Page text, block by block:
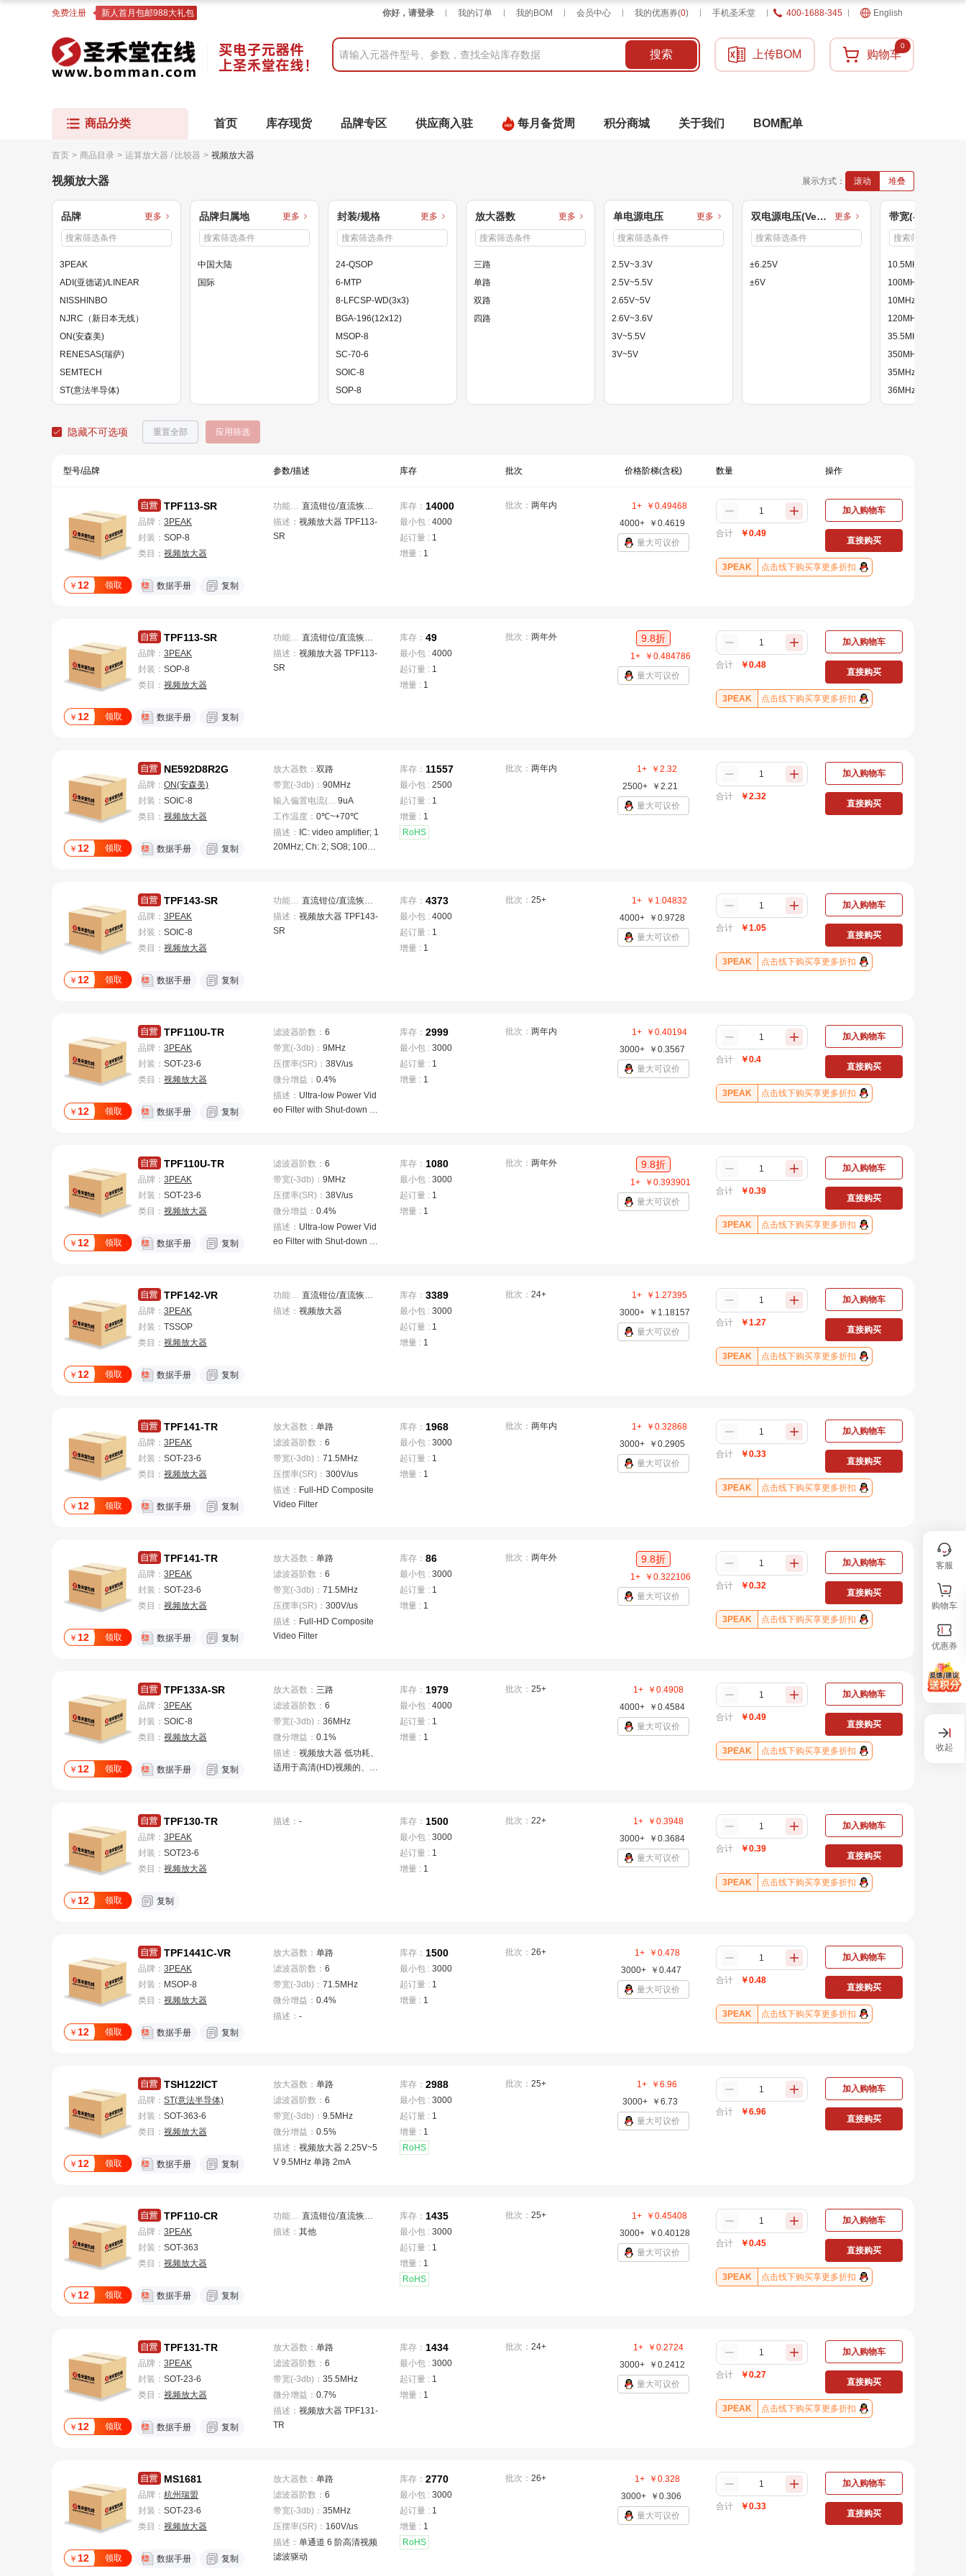
免费注册 新人首月包邮988大礼包 你好，请登录 我的订单 我的BOM 会员中心 我的优惠券(0) 手机圣禾堂 400-1688-345 English
搜索 上传BOM 购物车
0
商品分类 首页 库存现货 品牌专区 供应商入驻 每月备货周 积分商城 关于我们 BOM配单
首页 > 商品目录 > 运算放大器 / 比较器 > 视频放大器
视频放大器 展示方式： 滚动 堆叠
品牌 更多
3PEAK
ADI(亚德诺)/LINEAR
NISSHINBO
NJRC（新日本无线）
ON(安森美)
RENESAS(瑞萨)
SEMTECH
ST(意法半导体)
TI(德州仪器)
杭州瑞盟
品牌归属地 更多
中国大陆
国际
封装/规格 更多
24-QSOP
6-MTP
8-LFCSP-WD(3x3)
BGA-196(12x12)
MSOP-8
SC-70-6
SOIC-8
SOP-8
SOT-23-5
放大器数 更多
三路
单路
双路
四路
单电源电压 更多
2.5V~3.3V
2.5V~5.5V
2.65V~5V
2.6V~3.6V
3V~5.5V
3V~5V
双电源电压(Vee~Vcc) 更多
±6.25V
±6V
带宽(-3dB)
10.5MHz
100MHz
10MHz
120MHz
35.5MHz
350MHz
35MHz
36MHz
400MHz
隐藏不可选项 重置全部 应用筛选
型号/品牌 参数/描述 库存 批次 价格阶梯(含税) 数量 操作
TPF113-SR
品牌： 3PEAK
封装： SOP-8
类目： 视频放大器
￥ 12 领取 数据手册 复制
功能特性 ：
直流钳位/直流恢复；抗混叠/重建滤波器
描述： 视频放大器 TPF113-
SR
库存： 14000
最小包 :4000
起订量 : 1
增量 : 1
批次： 两年内 1+ ￥0.49468
4000+
￥0.4619
量大可议价
合计 ￥0.49
加入购物车
直接购买
3PEAK 点击线下购买享更多折扣
TPF113-SR
品牌： 3PEAK
封装： SOP-8
类目： 视频放大器
￥ 12 领取 数据手册 复制
功能特性 ：
直流钳位/直流恢复；抗混叠/重建滤波器
描述： 视频放大器 TPF113-
SR
库存：49
最小包 :4000
起订量 : 1
增量 : 1
批次： 两年外 9.8折
1+ ￥0.484786
量大可议价
合计 ￥0.48
加入购物车
直接购买
3PEAK 点击线下购买享更多折扣
NE592D8R2G
品牌： ON(安森美)
封装： SOIC-8
类目： 视频放大器
￥ 12 领取 数据手册 复制
放大器数 ： 双路
带宽(-3db) ： 90MHz
输入偏置电流(Ib) ：
9uA
工作温度： 0℃~+70℃
描述： IC: video amplifier; 1
20MHz; Ch: 2; SO8; 100V/
库存： 11557
最小包 :2500
起订量 : 1
增量 : 1
RoHS
批次： 两年内 1+ ￥ 2.32
2500+
￥ 2.21
量大可议价
合计 ￥2.32
加入购物车
直接购买
TPF143-SR
品牌： 3PEAK
封装： SOIC-8
类目： 视频放大器
￥ 12 领取 数据手册 复制
功能特性 ：
直流钳位/直流恢复；滤波器旁路；抗混叠/重建滤波器
描述： 视频放大器 TPF143-
SR
库存：4373
最小包 :4000
起订量 : 1
增量 : 1
批次： 25+ 1+ ￥ 1.04832
4000+
￥0.9728
量大可议价
合计 ￥1.05
加入购物车
直接购买
3PEAK 点击线下购买享更多折扣
TPF110U-TR
品牌： 3PEAK
封装： SOT-23-6
类目： 视频放大器
￥ 12 领取 数据手册 复制
滤波器阶数 ： 6
带宽(-3db) ： 9MHz
压摆率(SR) ： 38V/us
微分增益 ： 0.4%
描述： Ultra-low Power Vid
eo Filter with Shut-down &
库存：2999
最小包 :3000
起订量 : 1
增量 : 1
批次： 两年内 1+ ￥0.40194
3000+
￥0.3567
量大可议价
合计 ￥0.4
加入购物车
直接购买
3PEAK 点击线下购买享更多折扣
TPF110U-TR
品牌： 3PEAK
封装： SOT-23-6
类目： 视频放大器
￥ 12 领取 数据手册 复制
滤波器阶数 ： 6
带宽(-3db) ： 9MHz
压摆率(SR) ： 38V/us
微分增益 ： 0.4%
描述： Ultra-low Power Vid
eo Filter with Shut-down &
库存： 1080
最小包 :3000
起订量 : 1
增量 : 1
批次： 两年外 9.8折
1+ ￥0.393901
量大可议价
合计 ￥0.39
加入购物车
直接购买
3PEAK 点击线下购买享更多折扣
TPF142-VR
品牌： 3PEAK
封装： TSSOP
类目： 视频放大器
￥ 12 领取 数据手册 复制
功能特性 ：
直流钳位/直流恢复；滤波器旁路；抗混叠/重建滤波器
描述： 视频放大器
库存：3389
最小包 :3000
起订量 : 1
增量 : 1
批次： 24+ 1+ ￥ 1.27395
3000+
￥ 1.18157
量大可议价
合计 ￥1.27
加入购物车
直接购买
3PEAK 点击线下购买享更多折扣
TPF141-TR
品牌： 3PEAK
封装： SOT-23-6
类目： 视频放大器
￥ 12 领取 数据手册 复制
放大器数 ： 单路
滤波器阶数 ： 6
带宽(-3db) ： 71.5MHz
压摆率(SR) ： 300V/us
描述： Full-HD Composite
Video Filter
库存： 1968
最小包 :3000
起订量 : 1
增量 : 1
批次： 两年内 1+ ￥0.32868
3000+
￥0.2905
量大可议价
合计 ￥0.33
加入购物车
直接购买
3PEAK 点击线下购买享更多折扣
TPF141-TR
品牌： 3PEAK
封装： SOT-23-6
类目： 视频放大器
￥ 12 领取 数据手册 复制
放大器数 ： 单路
滤波器阶数 ： 6
带宽(-3db) ： 71.5MHz
压摆率(SR) ： 300V/us
描述： Full-HD Composite
Video Filter
库存：86
最小包 :3000
起订量 : 1
增量 : 1
批次： 两年外 9.8折
1+ ￥0.322106
量大可议价
合计 ￥0.32
加入购物车
直接购买
3PEAK 点击线下购买享更多折扣
TPF133A-SR
品牌： 3PEAK
封装： SOIC-8
类目： 视频放大器
￥ 12 领取 数据手册 复制
放大器数 ： 三路
滤波器阶数 ： 6
带宽(-3db) ： 36MHz
微分增益 ： 0.1%
描述： 视频放大器 低功耗、
适用于高清(HD)视频的、三
库存： 1979
最小包 :4000
起订量 : 1
增量 : 1
批次： 25+ 1+ ￥0.4908
4000+
￥0.4584
量大可议价
合计 ￥0.49
加入购物车
直接购买
3PEAK 点击线下购买享更多折扣
TPF130-TR
品牌： 3PEAK
封装： SOT23-6
类目： 视频放大器
￥ 12 领取 复制
描述： - 库存： 1500
最小包 :3000
起订量 : 1
增量 : 1
批次： 22+ 1+ ￥0.3948
3000+
￥0.3684
量大可议价
合计 ￥0.39
加入购物车
直接购买
3PEAK 点击线下购买享更多折扣
TPF1441C-VR
品牌： 3PEAK
封装： MSOP-8
类目： 视频放大器
￥ 12 领取 数据手册 复制
放大器数 ： 单路
滤波器阶数 ： 6
带宽(-3db) ： 71.5MHz
微分增益 ： 0.4%
描述： -
库存： 1500
最小包 :3000
起订量 : 1
增量 : 1
批次： 26+ 1+ ￥0.478
3000+
￥ 0.447
量大可议价
合计 ￥0.48
加入购物车
直接购买
3PEAK 点击线下购买享更多折扣
TSH122ICT
品牌： ST(意法半导体)
封装： SOT-363-6
类目： 视频放大器
￥ 12 领取 数据手册 复制
放大器数 ： 单路
滤波器阶数 ： 6
带宽(-3db) ： 9.5MHz
微分增益 ： 0.5%
描述： 视频放大器 2.25V~5
V 9.5MHz 单路 2mA
库存：2988
最小包 :3000
起订量 : 1
增量 : 1
RoHS
批次： 25+ 1+ ￥ 6.96
3000+
￥ 6.73
量大可议价
合计 ￥6.96
加入购物车
直接购买
TPF110-CR
品牌： 3PEAK
封装： SOT-363
类目： 视频放大器
￥ 12 领取 数据手册 复制
功能特性 ：
直流钳位/直流恢复；使能/关断功能；抗混叠/重建滤波器
描述： 其他
库存： 1435
最小包 :3000
起订量 : 1
增量 : 1
RoHS
批次： 25+ 1+ ￥0.45408
3000+
￥ 0.40128
量大可议价
合计 ￥0.45
加入购物车
直接购买
3PEAK 点击线下购买享更多折扣
TPF131-TR
品牌： 3PEAK
封装： SOT-23-6
类目： 视频放大器
￥ 12 领取 数据手册 复制
放大器数 ： 单路
滤波器阶数 ： 6
带宽(-3db) ： 35.5MHz
微分增益 ： 0.7%
描述： 视频放大器 TPF131-
TR
库存： 1434
最小包 :3000
起订量 : 1
增量 : 1
批次： 24+ 1+ ￥0.2724
3000+
￥0.2412
量大可议价
合计 ￥0.27
加入购物车
直接购买
3PEAK 点击线下购买享更多折扣
MS1681
品牌： 杭州瑞盟
封装： SOT-23-6
类目： 视频放大器
￥ 12 领取 数据手册 复制
放大器数 ： 单路
滤波器阶数 ： 6
带宽(-3db) ： 35MHz
压摆率(SR) ： 160V/us
描述： 单通道 6 阶高清视频
滤波驱动
库存：2770
最小包 :3000
起订量 : 1
增量 : 1
RoHS
批次： 26+ 1+ ￥0.328
3000+
￥ 0.306
量大可议价
合计 ￥0.33
加入购物车
直接购买
客服
购物车
优惠券
收起